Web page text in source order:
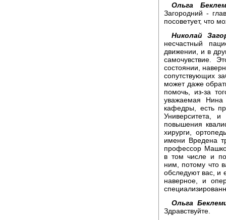
Ольга
Загородний -
посоветует, что
Николай
несчастный
движении, и в
самочувствие.
состоянии,
сопутствующих
может даже
помочь, из-за
уважаемая Нина
кафедры, есть
Университета,
повышения
хирурги,
имени Вредена
профессор
в том числе и
ним, потому что
обследуют вас, и
наверное, и
Ольга
Здравствуйте.